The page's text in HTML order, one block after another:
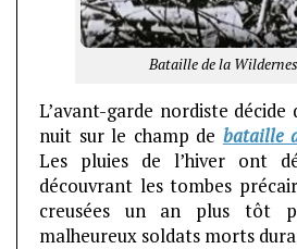
Bataille de la
L’avant-garde nordiste
nuit sur le champ de bataille
Les pluies de l’hiver ont
découvrant les tombes
creusées un an plus tôt
malheureux soldats morts